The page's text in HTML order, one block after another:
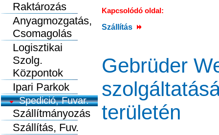
Raktározás
Anyagmozgatás,
Csomagolás
Logisztikai
Szolg.
Központok
Ipari Parkok
Spedició, Fuvar.
Szállítmányozás
Szállítás, Fuv.
Kapcsolódó oldal:
Szállítás
Gebrüder
területén